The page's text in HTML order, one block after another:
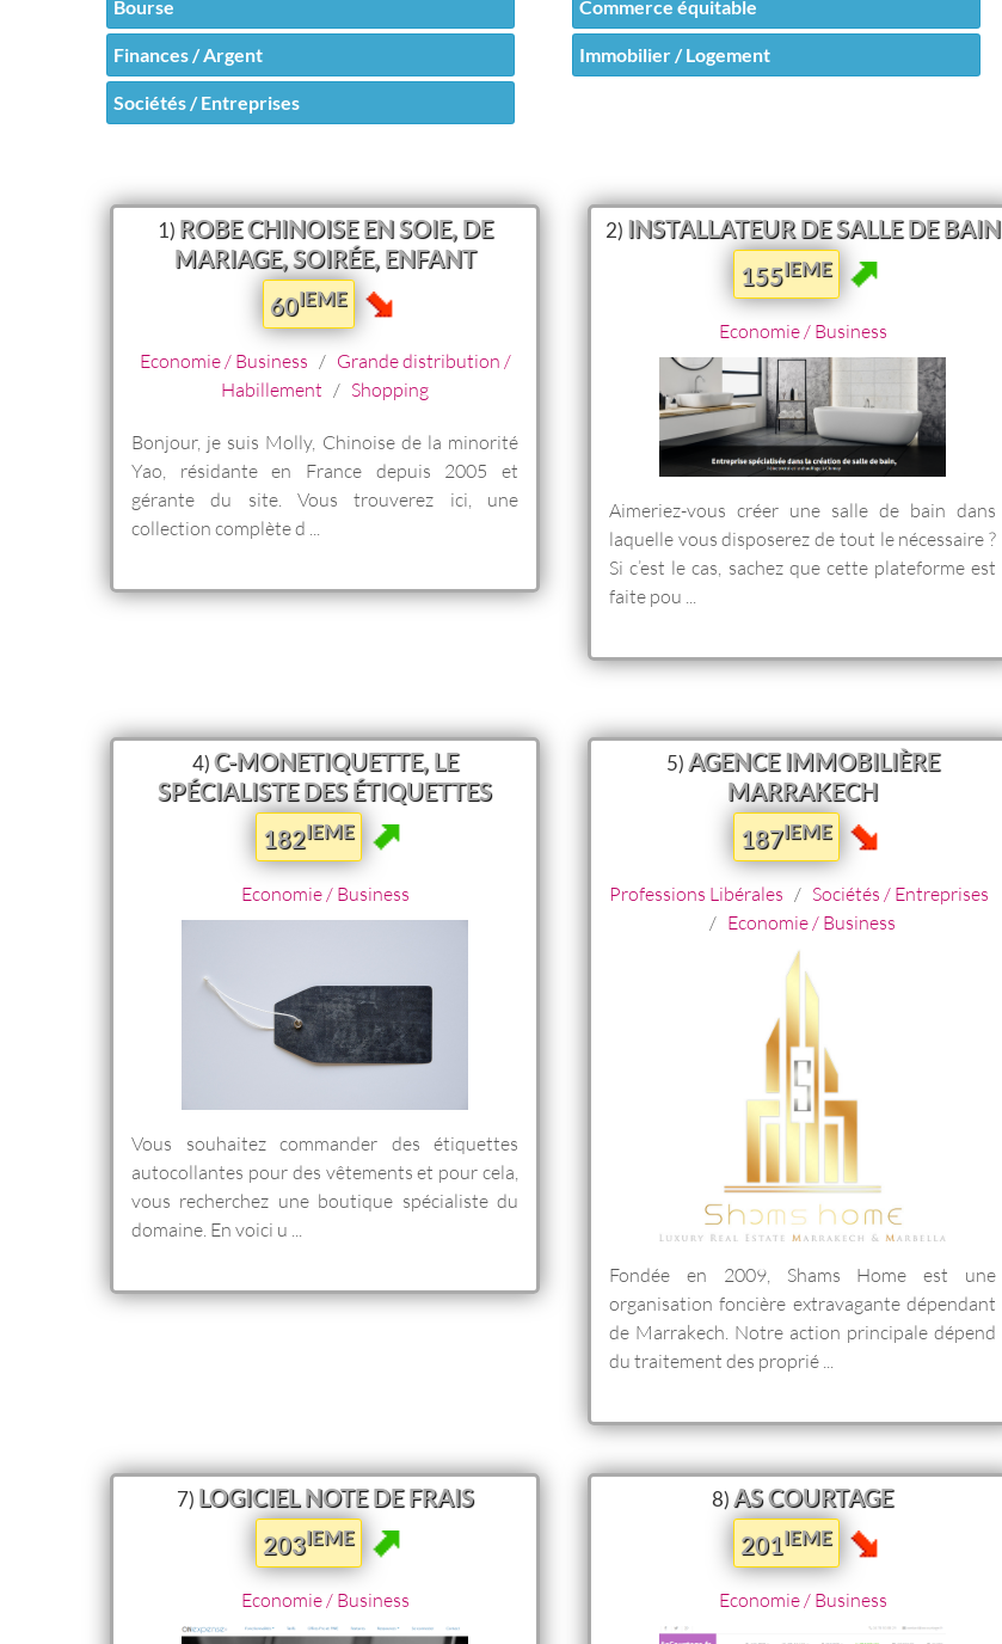
Bourse Commerce équitable
Finances / Argent Immobilier / Logement
Sociétés / Entreprises
1) ROBE CHINOISE EN SOIE, DE
MARIAGE, SOIRÉE, ENFANT
60IEME
Economie / Business / Grande distribution /
Habillement / Shopping
Bonjour, je suis Molly, Chinoise de la minorité
Yao, résidante en France depuis 2005 et
gérante du site. Vous trouverez ici, une
collection complète d ...
2) INSTALLATEUR DE SALLE DE BAIN
155IEME
Economie / Business
Aimeriez-vous créer une salle de bain dans
laquelle vous disposerez de tout le nécessaire ?
Si c’est le cas, sachez que cette plateforme est
faite pou ...
4)C-MONETIQUETTE, LE
SPÉCIALISTE DES ÉTIQUETTES
182IEME
Economie / Business
Vous souhaitez commander des étiquettes
autocollantes pour des vêtements et pour cela,
vous recherchez une boutique spécialiste du
domaine. En voici u ...
5)AGENCE IMMOBILIÈRE
MARRAKECH
187IEME
Professions Libérales / Sociétés / Entreprises
/ Economie / Business
Fondée en 2009, Shams Home est une
organisation foncière extravagante dépendant
de Marrakech. Notre action principale dépend
du traitement des proprié ...
7) LOGICIEL NOTE DE FRAIS
203IEME
Economie / Business
8)AS COURTAGE
201IEME
Economie / Business